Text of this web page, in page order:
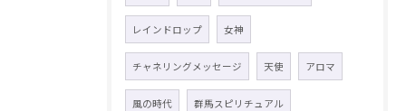
レインドロップ 女神
チャネリングメッセージ 天使 アロマ
風の時代 群馬スピリチュアル